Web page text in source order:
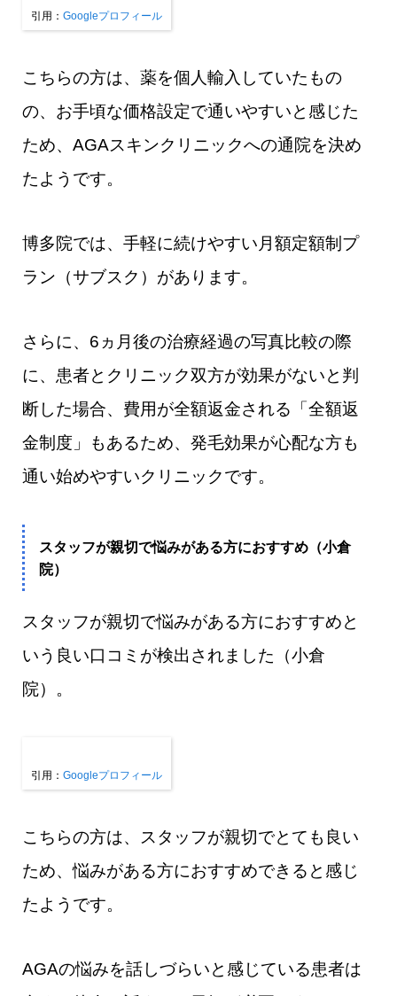
引用： Googleプロフィール
こちらの方は、薬を個人輸入していたもの
の、お手頃な価格設定で通いやすいと感じた
ため、AGAスキンクリニックへの通院を決め
たようです。
博多院では、手軽に続けやすい月額定額制プ
ラン（サブスク）があります。
さらに、6ヵ月後の治療経過の写真比較の際
に、患者とクリニック双方が効果がないと判
断した場合、費用が全額返金される「全額返
金制度」もあるため、発毛効果が心配な方も
通い始めやすいクリニックです。
スタッフが親切で悩みがある方におすすめ（小倉
院）
スタッフが親切で悩みがある方におすすめと
いう良い口コミが検出されました（小倉
院）。
引用： Googleプロフィール
こちらの方は、スタッフが親切でとても良い
ため、悩みがある方におすすめできると感じ
たようです。
AGAの悩みを話しづらいと感じている患者は